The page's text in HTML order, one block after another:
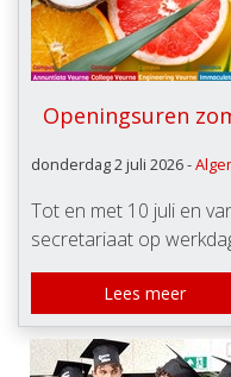
Openingsuren
donderdag 2 juli 2026 -
Tot en met 10 juli en
secretariaat op
Lees meer